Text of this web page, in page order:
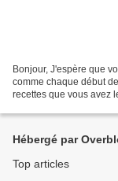
Bonjour, J'espère que
comme chaque début
recettes que vous avez
Hébergé par
Top articles